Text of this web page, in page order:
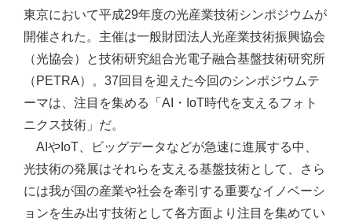
東京において平成29年度の光産業技術シンポジウムが
開催された。主催は一般財団法人光産業技術振興協会
（光協会）と技術研究組合光電子融合基盤技術研究所
（PETRA）。37回目を迎えた今回のシンポジウムテ
ーマは、注目を集める「AI・IoT時代を支えるフォト
ニクス技術」だ。
AIやIoT、ビッグデータなどが急速に進展する中、
光技術の発展はそれらを支える基盤技術として、さら
には我が国の産業や社会を牽引する重要なイノベーシ
ョンを生み出す技術として各方面より注目を集めてい